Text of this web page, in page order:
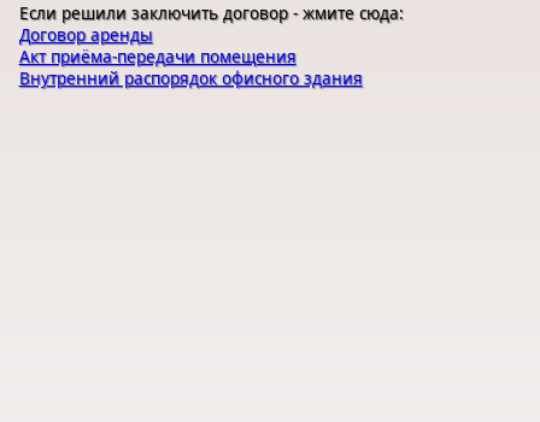
Если решили заключить договор - жмите сюда:
Договор аренды
Акт приёма-передачи помещения
Внутренний распорядок офисного здания